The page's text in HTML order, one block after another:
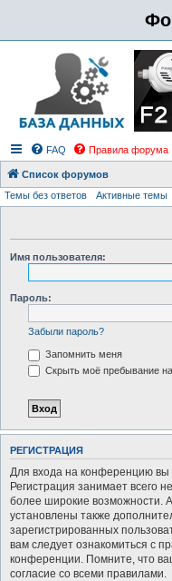
FAQ Правила форума
Список форумов
Темы без ответов Активные темы
Имя пользователя:
Пароль:
Забыли пароль?
Запомнить меня
Скрыть моё пребывание
РЕГИСТРАЦИЯ
Для входа на конференцию вы
Регистрация занимает всего
более широкие возможности.
установлены также
зарегистрированных
вам следует ознакомиться с
конференции. Помните, что
согласие со всеми правилами.